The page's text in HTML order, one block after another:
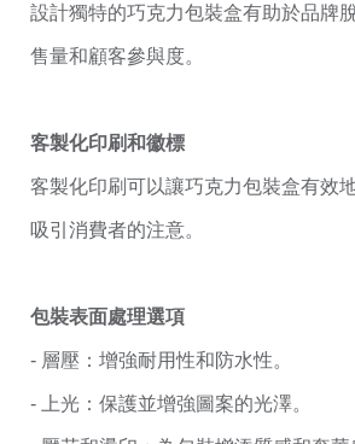
設計獨特的巧克力包裝盒有助於品牌
售量和顧客參與度。
客製化印刷和徽標
客製化印刷可以讓巧克力包裝盒有效
吸引消費者的注意。
包裝表面處理選項
- 層壓：增強耐用性和防水性。
- 上光：保護並增強圖案的光澤。